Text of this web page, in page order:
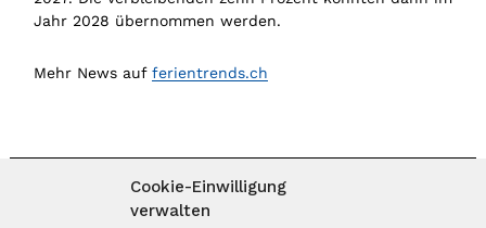
Cookie-Einwilligung
verwalten
Jahr 2028 übernommen werden.
Mehr News auf ferientrends.ch